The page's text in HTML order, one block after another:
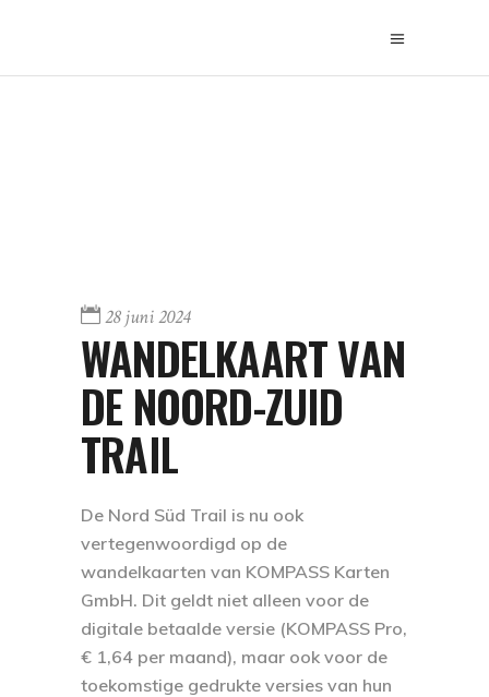
28 juni 2024
WANDELKAART VAN
DE NOORD-ZUID
TRAIL
De Nord Süd Trail is nu ook
vertegenwoordigd op de
wandelkaarten van KOMPASS Karten
GmbH. Dit geldt niet alleen voor de
digitale betaalde versie (KOMPASS Pro,
€ 1,64 per maand), maar ook voor de
toekomstige gedrukte versies van hun